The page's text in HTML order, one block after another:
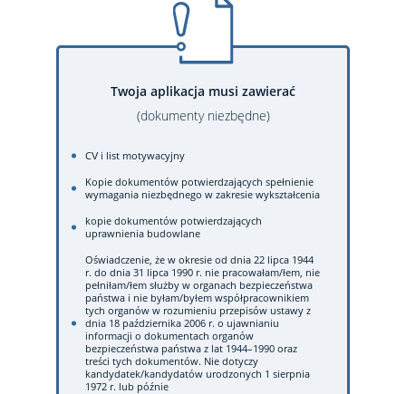
Twoja aplikacja musi zawierać
(dokumenty niezbędne)
CV i list motywacyjny
Kopie dokumentów potwierdzających spełnienie
wymagania niezbędnego w zakresie wykształcenia
kopie dokumentów potwierdzających
uprawnienia budowlane
Oświadczenie, że w okresie od dnia 22 lipca 1944
r. do dnia 31 lipca 1990 r. nie pracowałam/łem, nie
pełniłam/łem służby w organach bezpieczeństwa
państwa i nie byłam/byłem współpracownikiem
tych organów w rozumieniu przepisów ustawy z
dnia 18 października 2006 r. o ujawnianiu
informacji o dokumentach organów
bezpieczeństwa państwa z lat 1944–1990 oraz
treści tych dokumentów. Nie dotyczy
kandydatek/kandydatów urodzonych 1 sierpnia
1972 r. lub późnie